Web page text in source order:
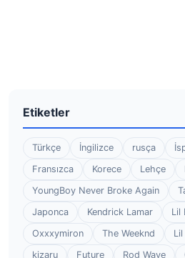
Etiketler
Türkçe İngilizce rusça
Fransızca
Korece Lehçe
YoungBoy Never Broke Again
Japonca
Kendrick Lamar Lil
Oxxxymiron
The Weeknd
kizaru
Future Rod Wave